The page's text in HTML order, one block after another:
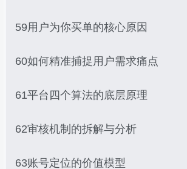
59用户为你买单的核心原因
60如何精准捕捉用户需求痛点
61平台四个算法的底层原理
62审核机制的拆解与分析
63账号定位的价值模型